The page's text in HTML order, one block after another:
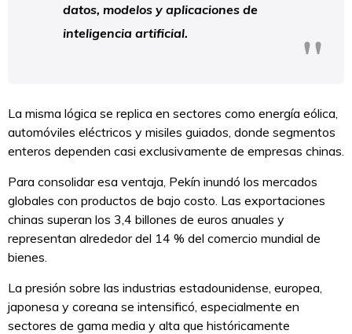
datos, modelos y aplicaciones de
inteligencia artificial.
La misma lógica se replica en sectores como energía eólica,
automóviles eléctricos y misiles guiados, donde segmentos
enteros dependen casi exclusivamente de empresas chinas.
Para consolidar esa ventaja, Pekín inundó los mercados
globales con productos de bajo costo. Las exportaciones
chinas superan los 3,4 billones de euros anuales y
representan alrededor del 14 % del comercio mundial de
bienes.
La presión sobre las industrias estadounidense, europea,
japonesa y coreana se intensificó, especialmente en
sectores de gama media y alta que históricamente